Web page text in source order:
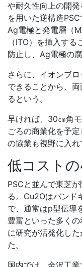
や耐久性向上の開
を用いた逆構造
Ag電極と発電層（
（ITO）を挿入す
防止し、Ag電極の
さらに、イオンブ
できることから、
るという。
早ければ、30㎝角
ごろの商業化を予
の協業も視野に入れ
低コスト
PSCと並んで東芝
る。Cu2Oはバンド
で、通常はp型伝導
豊富といった多く
に研究が活発化し
た。